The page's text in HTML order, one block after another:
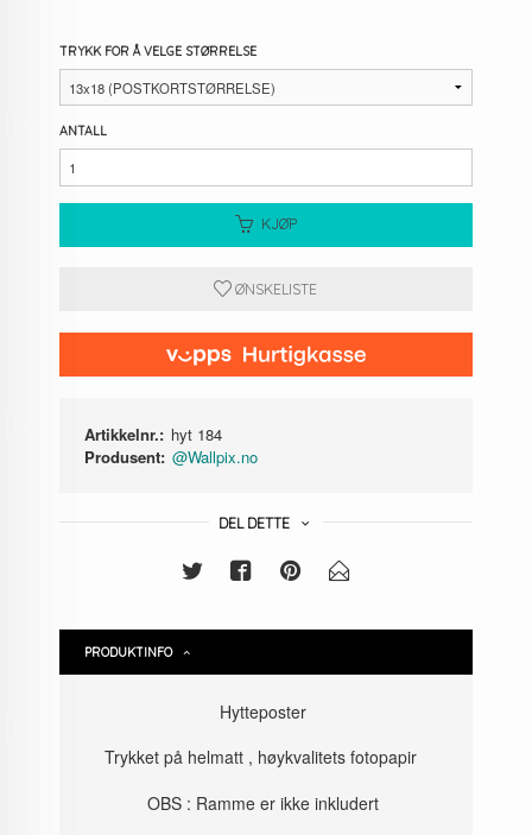
TRYKK FOR Å VELGE STØRRELSE
ANTALL
KJØP
ØNSKELISTE
Artikkelnr.: hyt 184
Produsent: @Wallpix.no
DEL DETTE
PRODUKTINFO
Hytteposter
Trykket på helmatt , høykvalitets fotopapir
OBS : Ramme er ikke inkludert